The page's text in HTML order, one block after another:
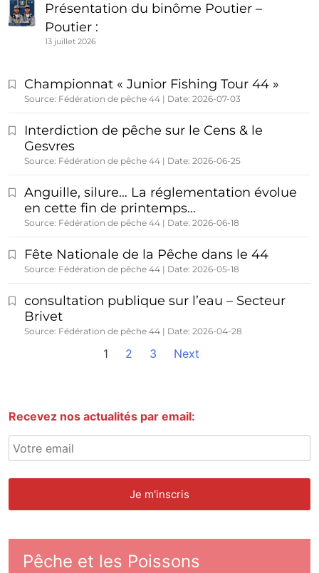
Présentation du binôme Poutier –
Poutier :
13 juillet 2026
Championnat « Junior Fishing Tour 44 »
Source: Fédération de pêche 44 Date: 2026-07-03
Interdiction de pêche sur le Cens & le
Gesvres
Source: Fédération de pêche 44 Date: 2026-06-25
Anguille, silure… La réglementation évolue
en cette fin de printemps…
Source: Fédération de pêche 44 Date: 2026-06-18
Fête Nationale de la Pêche dans le 44
Source: Fédération de pêche 44 Date: 2026-05-18
consultation publique sur l’eau – Secteur
Brivet
Source: Fédération de pêche 44 Date: 2026-04-28
1 2 3 Next
Recevez nos actualités par email:
Pêche et les Poissons